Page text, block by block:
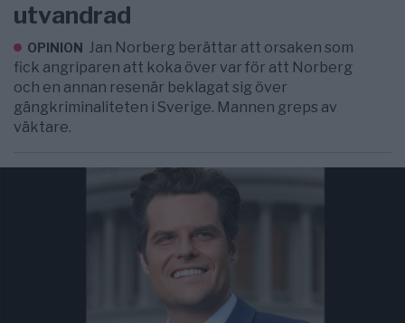
utvandrad
OPINION Jan Norberg berättar att orsaken som
fick angriparen att koka över var för att Norberg
och en annan resenär beklagat sig över
gängkriminaliteten i Sverige. Mannen greps av
väktare.